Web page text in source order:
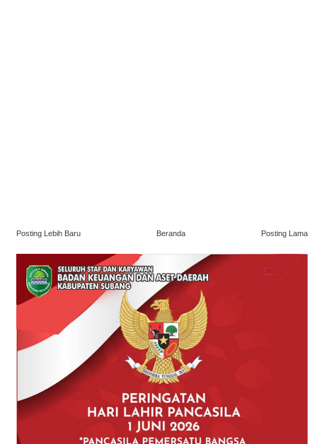
Posting Lebih Baru Posting Lama
Beranda